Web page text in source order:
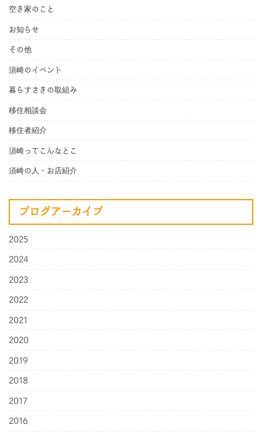
空き家のこと
お知らせ
その他
須崎のイベント
暮らすさきの取組み
移住相談会
移住者紹介
須崎ってこんなとこ
須崎の人・お店紹介
ブログアーカイブ
2025
2024
2023
2022
2021
2020
2019
2018
2017
2016